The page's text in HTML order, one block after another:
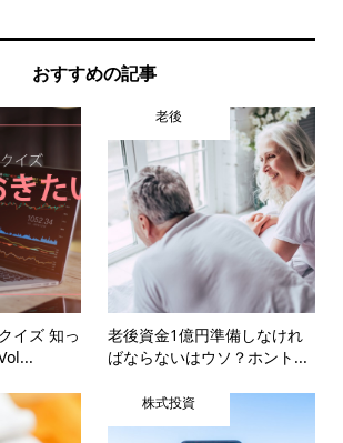
おすすめの記事
イズ 知っ
老後
老後資金1億円準備しなけれ
ばならないはウソ？ホント...
株式投資